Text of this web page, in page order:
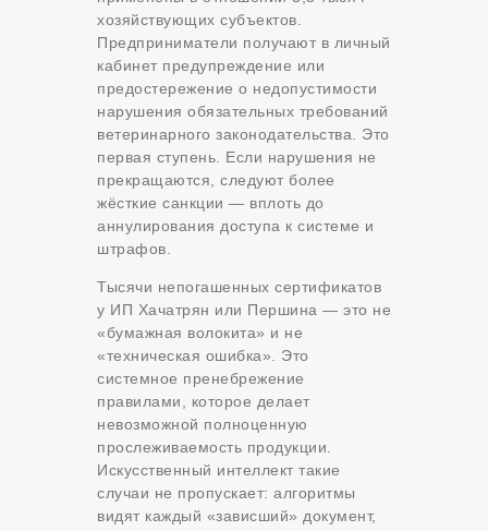
хозяйствующих субъектов.
Предприниматели получают в личный
кабинет предупреждение или
предостережение о недопустимости
нарушения обязательных требований
ветеринарного законодательства. Это
первая ступень. Если нарушения не
прекращаются, следуют более
жёсткие санкции — вплоть до
аннулирования доступа к системе и
штрафов.
Тысячи непогашенных сертификатов
у ИП Хачатрян или Першина — это не
«бумажная волокита» и не
«техническая ошибка». Это
системное пренебрежение
правилами, которое делает
невозможной полноценную
прослеживаемость продукции.
Искусственный интеллект такие
случаи не пропускает: алгоритмы
видят каждый «зависший» документ,